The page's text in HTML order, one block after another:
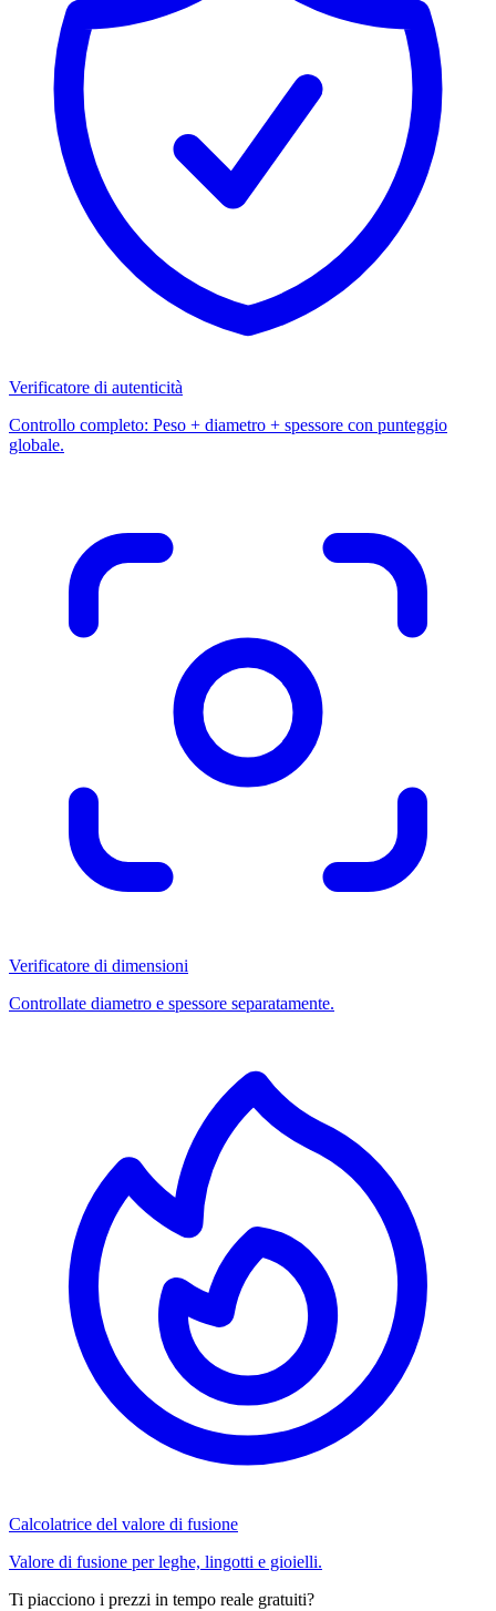
Verificatore di autenticità
Controllo completo: Peso + diametro + spessore con punteggio
globale.
Verificatore di dimensioni
Controllate diametro e spessore separatamente.
Calcolatrice del valore di fusione
Valore di fusione per leghe, lingotti e gioielli.
Ti piacciono i prezzi in tempo reale gratuiti?